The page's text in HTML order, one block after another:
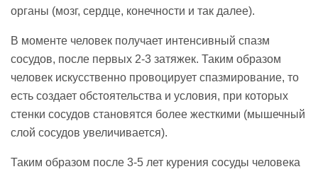
органы (мозг, сердце, конечности и так далее).
В моменте человек получает интенсивный спазм
сосудов, после первых 2-3 затяжек. Таким образом
человек искусственно провоцирует спазмирование, то
есть создает обстоятельства и условия, при которых
стенки сосудов становятся более жесткими (мышечный
слой сосудов увеличивается).
Таким образом после 3-5 лет курения сосуды человека